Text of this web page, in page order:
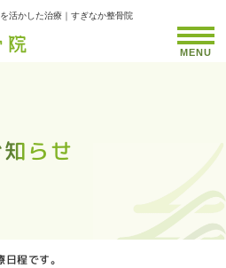
活かした治療｜すぎなか整骨院
らせ
らせ
らせ
らせ
らせ
らせ
らせ
らせ
らせ
らせ
らせ
らせ
らせ
らせ
らせ
らせ
らせ
らせ
らせ
らせ
らせ
らせ
らせ
らせ
らせ
らせ
らせ
らせ
らせ
らせ
らせ
らせ
らせ
らせ
らせ
MENU
程です。